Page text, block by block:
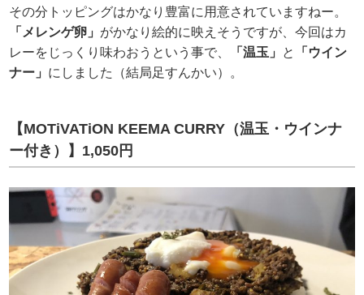
その分トッピングはかなり豊富に用意されていますねー。
「メレンゲ卵」 がかなり絵的に映えそうですが、今回はカ
レーをじっくり味わおうという事で、
「温玉」 と
「ウイン
ナー」 にしました（結局足すんかい）。
【MOTiVATiON KEEMA CURRY（温玉・ウインナ
ー付き）】1,050円